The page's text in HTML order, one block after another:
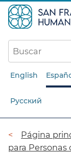
English
Русский
Ruta
Página
para Personas